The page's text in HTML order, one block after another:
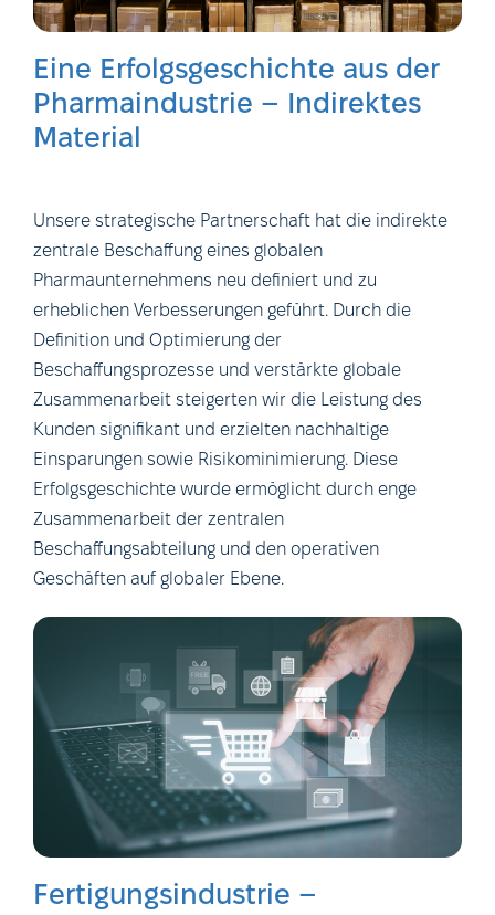
Eine Erfolgsgeschichte aus der
Pharmaindustrie – Indirektes
Material
Unsere strategische Partnerschaft hat die indirekte
zentrale Beschaffung eines globalen
Pharmaunternehmens neu definiert und zu
erheblichen Verbesserungen geführt. Durch die
Definition und Optimierung der
Beschaffungsprozesse und verstärkte globale
Zusammenarbeit steigerten wir die Leistung des
Kunden signifikant und erzielten nachhaltige
Einsparungen sowie Risikominimierung. Diese
Erfolgsgeschichte wurde ermöglicht durch enge
Zusammenarbeit der zentralen
Beschaffungsabteilung und den operativen
Geschäften auf globaler Ebene.
Fertigungsindustrie –